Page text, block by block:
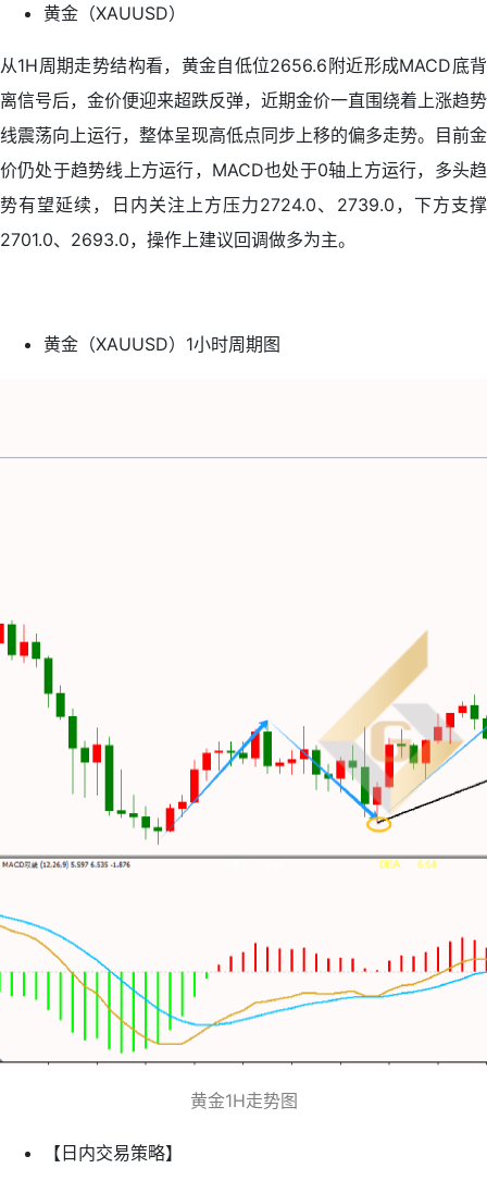
黄金（XAUUSD）
从1H周期走势结构看，黄金自低位2656.6附近形成MACD底背
离信号后，金价便迎来超跌反弹，近期金价一直围绕着上涨趋势
线震荡向上运行，整体呈现高低点同步上移的偏多走势。目前金
价仍处于趋势线上方运行，MACD也处于0轴上方运行，多头趋
势有望延续，日内关注上方压力2724.0、2739.0，下方支撑
2701.0、2693.0，操作上建议回调做多为主。
黄金（XAUUSD）1小时周期图
黄金1H走势图
【日内交易策略】